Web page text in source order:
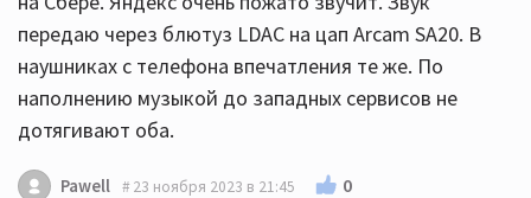
передаю через блютуз LDAC на цап Arcam SA20. В
наушниках с телефона впечатления те же. По
наполнению музыкой до западных сервисов не
дотягивают оба.
Pawell 23 ноября 2023 в 21:45 0